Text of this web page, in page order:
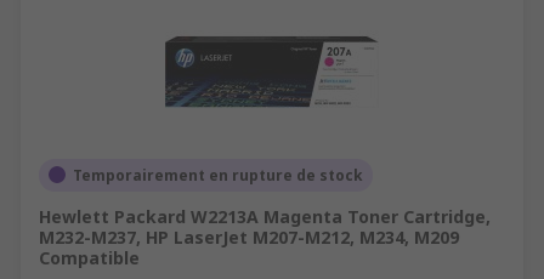
Temporairement en rupture de stock
Hewlett Packard W2213A Magenta Toner Cartridge,
M232-M237, HP LaserJet M207-M212, M234, M209
Compatible